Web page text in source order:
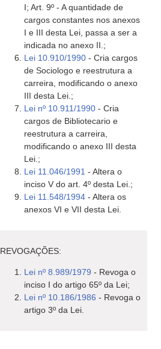
I; Art. 9º - A quantidade de
cargos constantes nos anexos
I e III desta Lei, passa a ser a
indicada no anexo II.;
Lei 10.910/1990- Cria cargos
de Sociologo e reestrutura a
carreira, modificando o anexo
III desta Lei.;
Lei nº 10.911/1990 - Cria
cargos de Bibliotecario e
reestrutura a carreira,
modificando o anexo III desta
Lei.;
Lei 11.046/1991 - Altera o
inciso V do art. 4º desta Lei.;
Lei 11.548/1994 - Altera os
anexos VI e VII desta Lei.
REVOGAÇÕES:
Lei nº 8.989/1979 - Revoga o
inciso I do artigo 65º da Lei;
Lei nº 10.186/1986 - Revoga o
artigo 3º da Lei.